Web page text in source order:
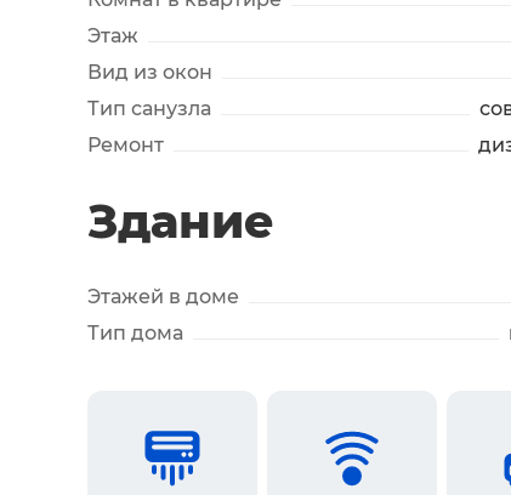
Этаж
Вид из окон
Тип санузла
Ремонт
Здание
Этажей в доме
Тип дома